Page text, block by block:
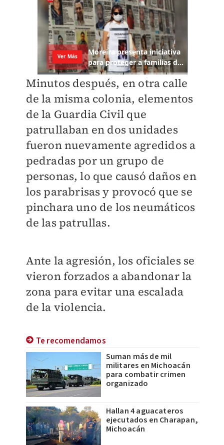
Minutos después, en otra calle
de la misma colonia, elementos
de la Guardia Civil que
patrullaban en dos unidades
fueron nuevamente agredidos a
pedradas por un grupo de
personas, lo que causó daños en
los parabrisas y provocó que se
pinchara uno de los neumáticos
de las patrullas.
Ante la agresión, los oficiales se
vieron forzados a abandonar la
zona para evitar una escalada
de la violencia.
Te recomendamos
Suman más de mil
militares en Michoacán
para combatir crimen
organizado
Hallan 4 aguacateros
ejecutados en Charapan,
Michoacán